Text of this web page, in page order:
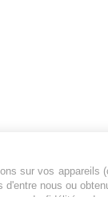
sur vos
nous ou